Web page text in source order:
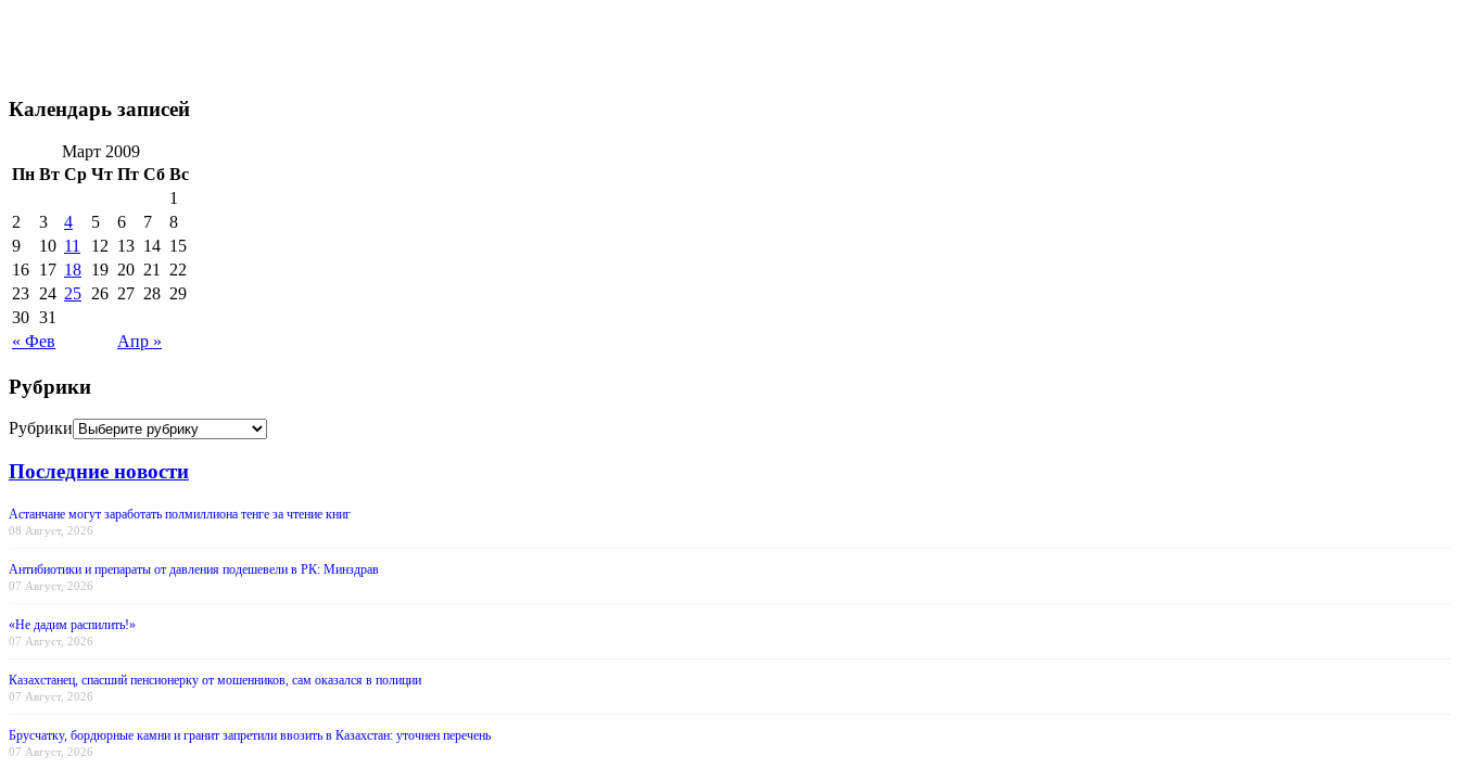
Календарь записей
Март 2009
Пн Вт Ср Чт Пт Сб Вс
« Фев Апр »
1
2
3 4 5 6 7
8
9
10 11 12 13 14 15
16 17 18 19 20 21
22
23 24 25 26 27 28 29
30 31
Рубрики
Рубрики
Последние новости
Астанчане могут заработать полмиллиона тенге за чтение книг
08 Август, 2026
Антибиотики и препараты от давления подешевели в РК: Минздрав
07 Август, 2026
«Не дадим распилить!»
07 Август, 2026
Казахстанец, спасший пенсионерку от мошенников, сам оказался в полиции
07 Август, 2026
Брусчатку, бордюрные камни и гранит запретили ввозить в Казахстан: уточнен перечень
07 Август, 2026